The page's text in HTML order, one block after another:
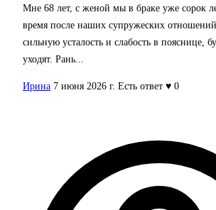
Мне 68 лет, с женой мы в браке уже сорок
время после наших супружеских
сильную усталость и слабость в пояснице,
уходят. Рань...
Ирина 7 июня 2026 г. Есть ответ ♥ 0